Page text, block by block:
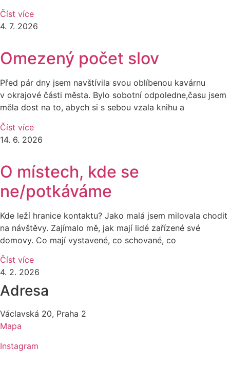
Číst více
4. 7. 2026
Omezený počet slov
Před pár dny jsem navštívila svou oblíbenou kavárnu
v okrajové části města. Bylo sobotní odpoledne,času jsem
měla dost na to, abych si s sebou vzala knihu a
Číst více
14. 6. 2026
O místech, kde se
ne/potkáváme
Kde leží hranice kontaktu? Jako malá jsem milovala chodit
na návštěvy. Zajímalo mě, jak mají lidé zařízené své
domovy. Co mají vystavené, co schované, co
Číst více
4. 2. 2026
Adresa
Václavská 20, Praha 2
Mapa
Instagram